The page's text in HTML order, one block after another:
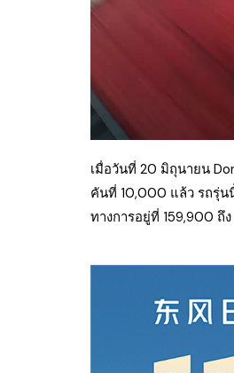
เมื่อวันที่ 20 มิถุนายน
คันที่ 10,000 แล้ว รถรุ่น
ทางการอยู่ที่ 159,900